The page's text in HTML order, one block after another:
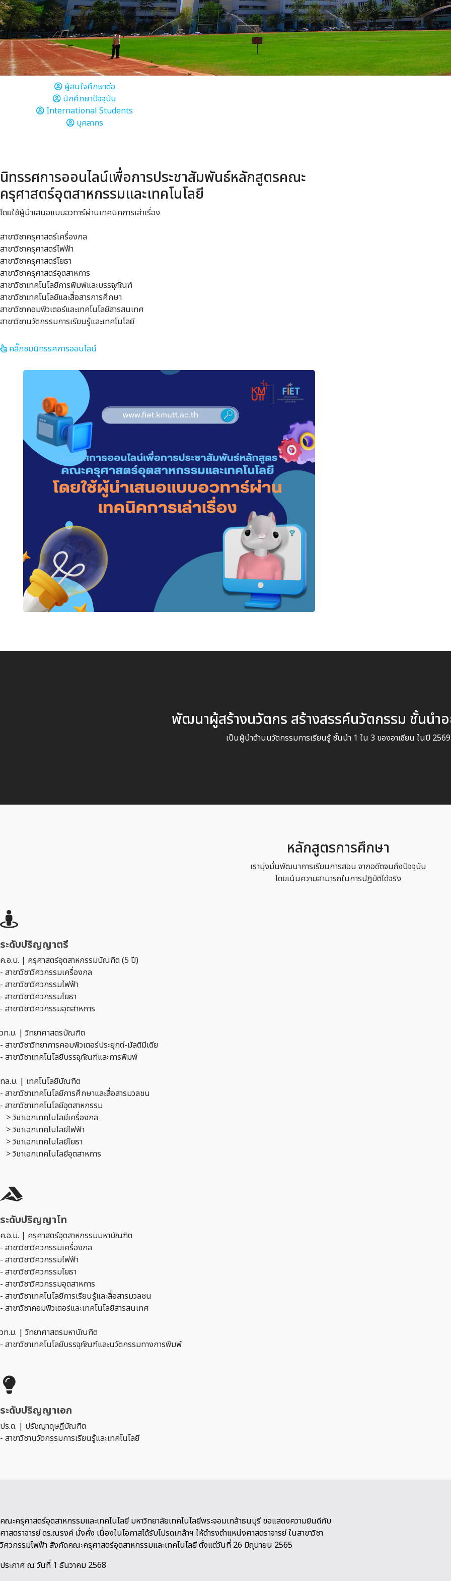
ผู้สนใจศึกษาต่อ
นักศึกษาปัจจุบัน
International Students
บุคลากร
นิทรรศการออนไลน์เพื่อการประชาสัมพันธ์หลักสูตรคณะ
ครุศาสตร์อุตสาหกรรมและเทคโนโลยี
โดยใช้ผู้นำเสนอแบบอวทาร์ผ่านเทคนิคการเล่าเรื่อง
สาขาวิชาครุศาสตร์เครื่องกล
สาขาวิชาครุศาสตร์ไฟฟ้า
สาขาวิชาครุศาสตร์โยธา
สาขาวิชาครุศาสตร์อุตสาหการ
สาขาวิชาเทคโนโลยีการพิมพ์และบรรจุภัณฑ์
สาขาวิชาเทคโนโลยีและสื่อสารการศึกษา
สาขาวิชาคอมพิวเตอร์และเทคโนโลยีสารสนเทศ
สาขาวิชานวัตกรรมการเรียนรู้และเทคโนโลยี
คลิ๊กชมนิทรรศการออนไลน์
พัฒนาผู้สร้างนวัตกร สร้างสรรค์นวัตกรรม ชั้นนำ
เป็นผู้นำด้านนวัตกรรมการเรียนรู้ ชั้นนำ 1 ใน 3 ของอาเซียน ในปี 2569
หลักสูตรการศึกษา
เรามุ่งมั่นพัฒนาการเรียนการสอน จากอดีตจนถึงปัจจุบัน
โดยเน้นความสามารถในการปฏิบัติได้จริง
ระดับปริญญาตรี
ค.อ.บ. | ครุศาสตร์อุตสาหกรรมบัณฑิต (5 ปี)
- สาขาวิชาวิศวกรรมเครื่องกล
- สาขาวิชาวิศวกรรมไฟฟ้า
- สาขาวิชาวิศวกรรมโยธา
- สาขาวิชาวิศวกรรมอุตสาหการ
วท.บ. | วิทยาศาสตรบัณฑิต
- สาขาวิชาวิทยาการคอมพิวเตอร์ประยุกต์-มัลติมีเดีย
- สาขาวิชาเทคโนโลยีบรรจุภัณฑ์และการพิมพ์
ทล.บ. | เทคโนโลยีบัณฑิต
- สาขาวิชาเทคโนโลยีการศึกษาและสื่อสารมวลชน
- สาขาวิชาเทคโนโลยีอุตสาหกรรม
> วิชาเอกเทคโนโลยีเครื่องกล
> วิชาเอกเทคโนโลยีไฟฟ้า
> วิชาเอกเทคโนโลยีโยธา
> วิชาเอกเทคโนโลยีอุตสาหการ
ระดับปริญญาโท
ค.อ.ม. | ครุศาสตร์อุตสาหกรรมมหาบัณฑิต
- สาขาวิชาวิศวกรรมเครื่องกล
- สาขาวิชาวิศวกรรมไฟฟ้า
- สาขาวิชาวิศวกรรมโยธา
- สาขาวิชาวิศวกรรมอุตสาหการ
- สาขาวิชาเทคโนโลยีการเรียนรู้และสื่อสารมวลชน
- สาขาวิชาคอมพิวเตอร์และเทคโนโลยีสารสนเทศ
วท.ม. | วิทยาศาสตรมหาบัณฑิต
- สาขาวิชาเทคโนโลยีบรรจุภัณฑ์และนวัตกรรมทางการพิมพ์
ระดับปริญญาเอก
ปร.ด. | ปรัชญาดุษฎีบัณฑิต
- สาขาวิชานวัตกรรมการเรียนรู้และเทคโนโลยี
คณะครุศาสตร์อุตสาหกรรมและเทคโนโลยี มหาวิทยาลัยเทคโนโลยีพระจอมเกล้าธนบุรี ขอแสดงความยินดีกับ
ศาสตราจารย์ ดร.ณรงค์ มั่งคั่ง เนื่องในโอกาสได้รับโปรดเกล้าฯ ให้ดำรงตำแหน่งศาสตราจารย์ ในสาขาวิชา
วิศวกรรมไฟฟ้า สังกัดคณะครุศาสตร์อุตสาหกรรมและเทคโนโลยี ตั้งแต่วันที่ 26 มิถุนายน 2565
ประกาศ ณ วันที่ 1 ธันวาคม 2568